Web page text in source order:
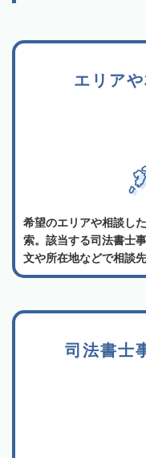
エリア
希望のエリアや相談し
索。該当する司法書士
文や所在地などで相談
司法書士